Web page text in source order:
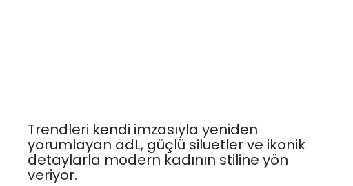
Trendleri kendi imzasıyla yeniden
yorumlayan adL, güçlü siluetler ve ikonik
detaylarla modern kadının stiline yön
veriyor.